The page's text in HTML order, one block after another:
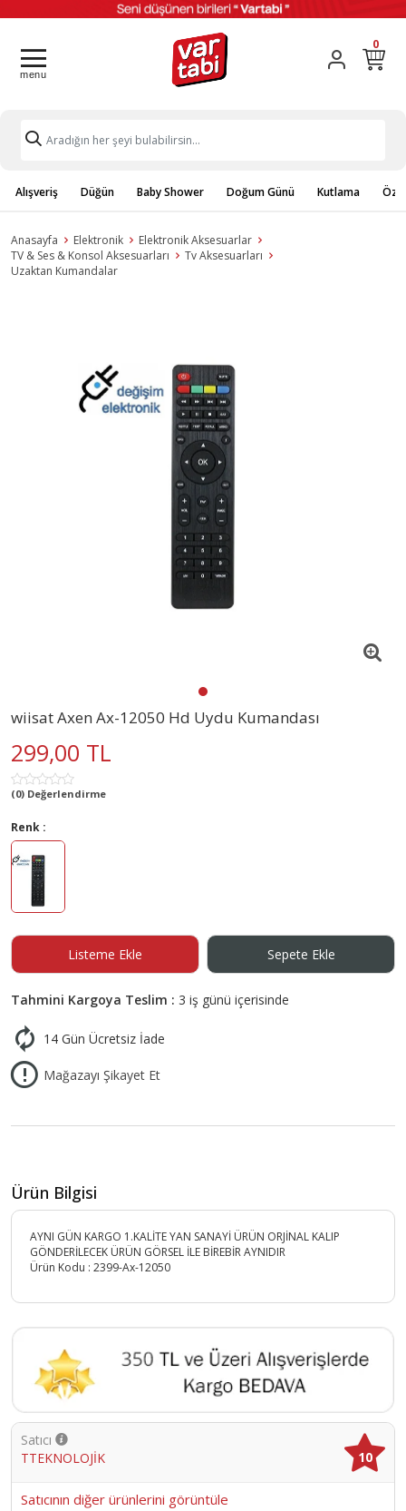
0
Alışveriş Düğün Baby Shower Doğum Günü Kutlama
Anasayfa Elektronik
Elektronik Aksesuarlar
TV & Ses & Konsol Aksesuarları
Tv Aksesuarları
Uzaktan Kumandalar
wiisat Axen Ax-12050 Hd Uydu Kumandası
299,00 TL
(0) Değerlendirme
Renk :
Listeme Ekle Sepete Ekle
Tahmini Kargoya Teslim : 3 iş günü içerisinde
14 Gün Ücretsiz İade
Mağazayı Şikayet Et
Ürün Bilgisi
AYNI GÜN KARGO 1.KALİTE YAN SANAYİ ÜRÜN ORJİNAL KALIP
GÖNDERİLECEK ÜRÜN GÖRSEL İLE BİREBİR AYNIDIR
Ürün Kodu : 2399-Ax-12050
Satıcı
TTEKNOLOJİK
10
Satıcının diğer ürünlerini görüntüle